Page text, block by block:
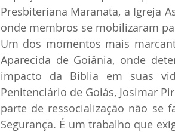
Presbiteriana Maranata, a Igreja
onde membros se mobilizaram
Um dos momentos mais
Aparecida de Goiânia, onde
impacto da Bíblia em suas
Penitenciário de Goiás, Josimar
parte de ressocialização não se
Segurança. É um trabalho que